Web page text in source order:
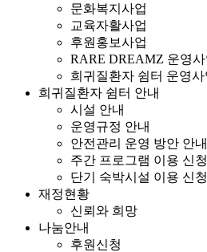
문화복지사업
교육자활사업
후원홍보사업
RARE DREAMZ 운영사
희귀질환자 쉼터 운영사
희귀질환자 쉼터 안내
시설 안내
운영규정 안내
안전관리 운영 방안 안내
주간 프로그램 이용 신청
단기 숙박시설 이용 신청
재정현황
신뢰와 희망
나눔안내
후원신청